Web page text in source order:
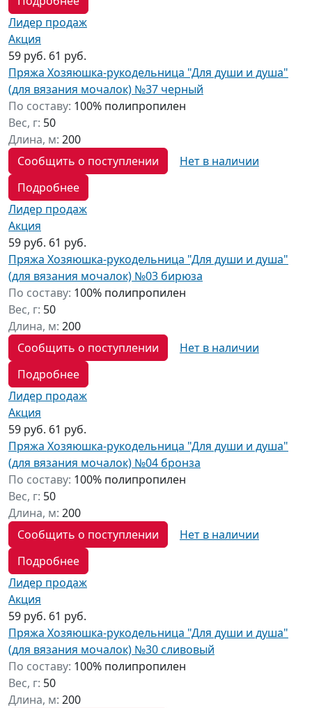
Лидер продаж
Акция
59 руб. 61 руб.
Пряжа Хозяюшка-рукодельница "Для души и душа"
(для вязания мочалок) №37 черный
По составу: 100% полипропилен
Вес, г: 50
Длина, м: 200
Сообщить о поступлении
Нет в наличии
Подробнее
Лидер продаж
Акция
59 руб. 61 руб.
Пряжа Хозяюшка-рукодельница "Для души и душа"
(для вязания мочалок) №03 бирюза
По составу: 100% полипропилен
Вес, г: 50
Длина, м: 200
Сообщить о поступлении
Нет в наличии
Подробнее
Лидер продаж
Акция
59 руб. 61 руб.
Пряжа Хозяюшка-рукодельница "Для души и душа"
(для вязания мочалок) №04 бронза
По составу: 100% полипропилен
Вес, г: 50
Длина, м: 200
Сообщить о поступлении
Нет в наличии
Подробнее
Лидер продаж
Акция
59 руб. 61 руб.
Пряжа Хозяюшка-рукодельница "Для души и душа"
(для вязания мочалок) №30 сливовый
По составу: 100% полипропилен
Вес, г: 50
Длина, м: 200